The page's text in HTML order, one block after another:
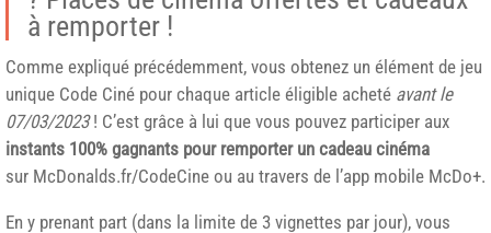
à remporter !
Comme expliqué précédemment, vous obtenez un élément de jeu
unique Code Ciné pour chaque article éligible acheté avant le
07/03/2023! C’est grâce à lui que vous pouvez participer aux
instants 100% gagnants pour remporter un cadeau cinéma
sur McDonalds.fr/CodeCine ou au travers de l’app mobile McDo+.
En y prenant part (dans la limite de 3 vignettes par jour), vous